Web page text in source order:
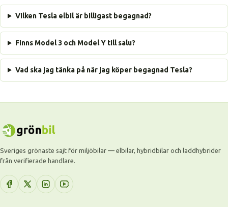
Vilken Tesla elbil är billigast begagnad?
Finns Model 3 och Model Y till salu?
Vad ska jag tänka på när jag köper begagnad Tesla?
Sveriges grönaste sajt för miljöbilar — elbilar, hybridbilar och laddhybrider
från verifierade handlare.